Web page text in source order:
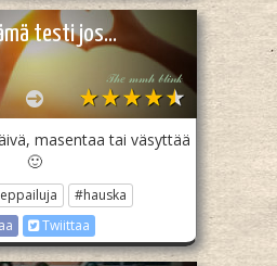
testi jos...
𝒯𝒽𝑒 𝓂𝓂𝒽 𝒷𝓁𝒾𝓃𝓀
masentaa tai väsyttää
🙂
#hauska
Twiittaa